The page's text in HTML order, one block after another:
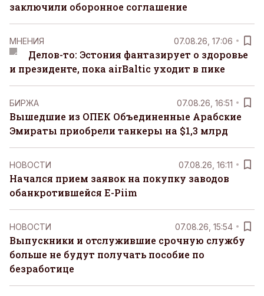
заключили оборонное соглашение
MНЕНИЯ 07.08.26, 17:06
Делов-то: Эстония фантазирует о здоровье
и президенте, пока airBaltic уходит в пике
БИРЖА 07.08.26, 16:51
Вышедшие из ОПЕК Объединенные Арабские
Эмираты приобрели танкеры на $1,3 млрд
НОВОСТИ 07.08.26, 16:11
Начался прием заявок на покупку заводов
обанкротившейся E-Piim
НОВОСТИ 07.08.26, 15:54
Выпускники и отслужившие срочную службу
больше не будут получать пособие по
безработице